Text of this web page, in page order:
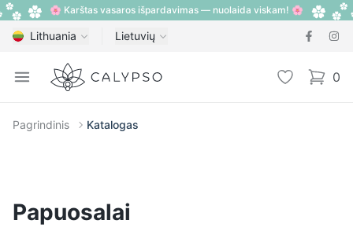
🌸 Karštas vasaros išpardavimas — nuolaida viskam! 🌸
Lithuania Lietuvių
Open menu
Calypso 0
items
Pagrindinis Katalogas
Papuosalai